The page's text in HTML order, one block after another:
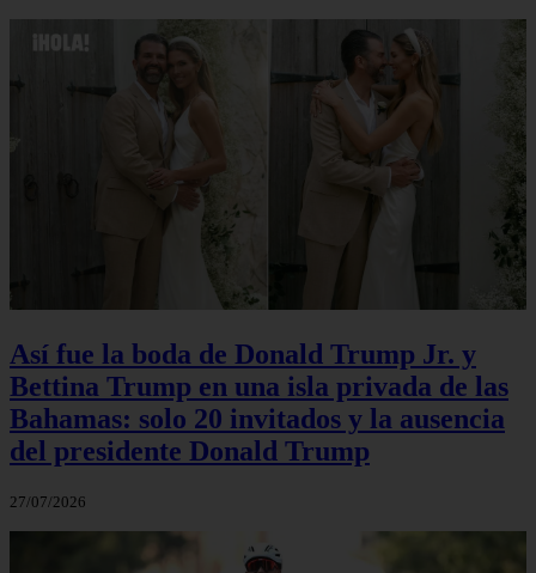
Así fue la boda de Donald Trump Jr. y
Bettina Trump en una isla privada de las
Bahamas: solo 20 invitados y la ausencia
del presidente Donald Trump
27/07/2026